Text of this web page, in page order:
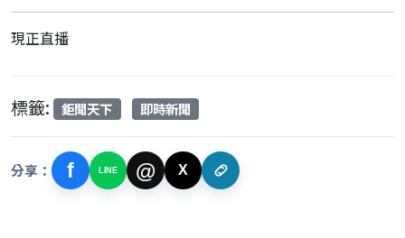
現正直播
標籤: 鉅聞天下 即時新聞
分享： f LINE @ X